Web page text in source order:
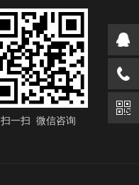
扫一扫 微信咨询